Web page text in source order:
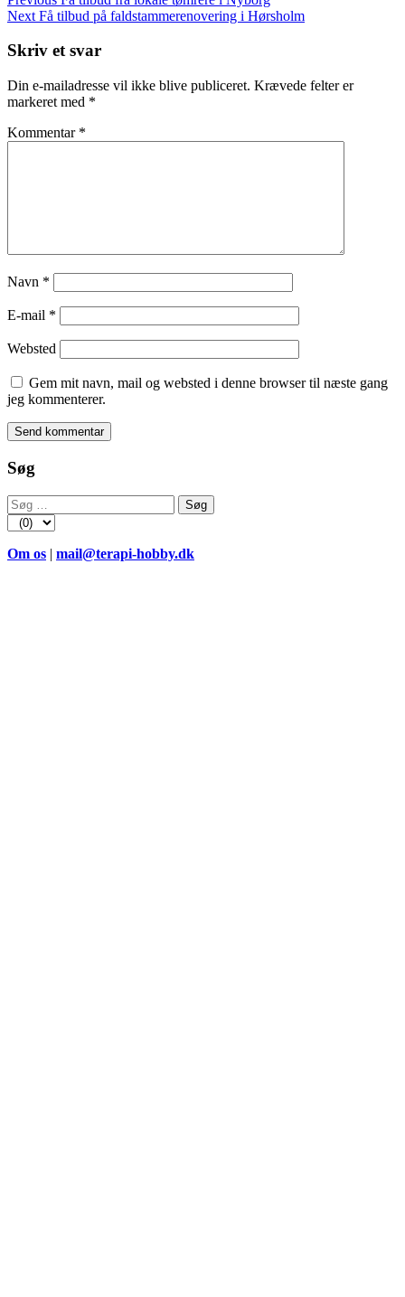
Post
Next
Next Få tilbud på faldstammerenovering i Hørsholm
Skriv et svar
Din e-mailadresse vil ikke blive publiceret. Krævede felter er
markeret med *
Kommentar *
Navn *
E-mail *
Websted
Gem mit navn, mail og websted i denne browser til næste gang
jeg kommenterer.
Søg
Søg
efter:
Om os | mail@terapi-hobby.dk